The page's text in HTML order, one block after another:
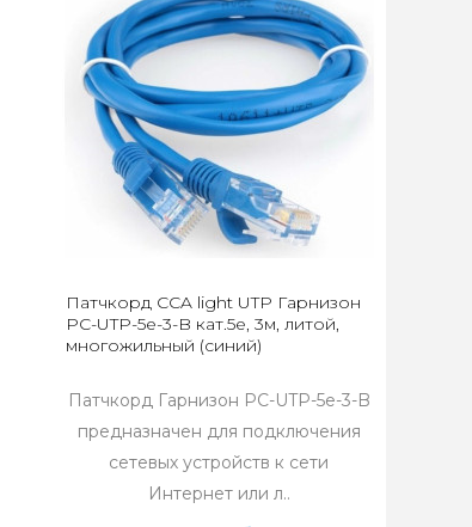
Патчкорд CCA light UTP Гарнизон
PC-UTP-5e-3-B кат.5e, 3м, литой,
многожильный (синий)
Патчкорд Гарнизон PC-UTP-5e-3-B
предназначен для подключения
сетевых устройств к сети
Интернет или л..